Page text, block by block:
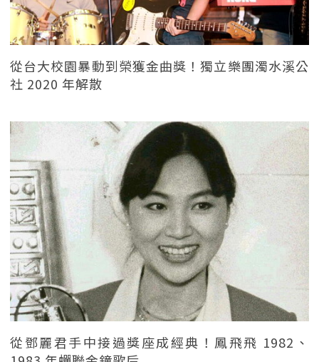
從台大校園暴動到榮獲金曲獎！獨立樂團濁水溪公
社 2020 年解散
從鄧麗君手中接過獎座成經典！鳳飛飛 1982、